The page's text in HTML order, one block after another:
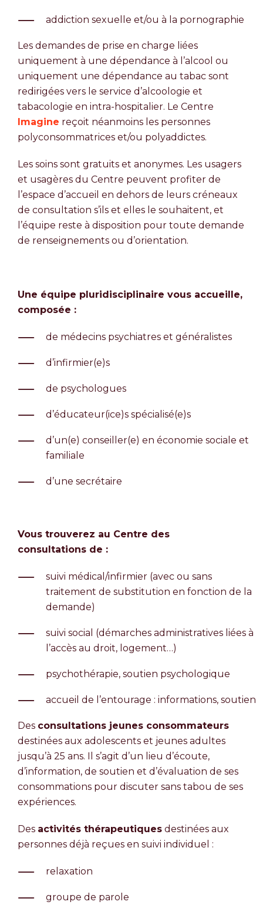
addiction sexuelle et/ou à la pornographie
Les demandes de prise en charge liées
uniquement à une dépendance à l’alcool ou
uniquement une dépendance au tabac sont
redirigées vers le service d’alcoologie et
tabacologie en intra-hospitalier. Le Centre
Imagine reçoit néanmoins les personnes
polyconsommatrices et/ou polyaddictes.
Les soins sont gratuits et anonymes. Les usagers
et usagères du Centre peuvent profiter de
l’espace d’accueil en dehors de leurs créneaux
de consultation s’ils et elles le souhaitent, et
l’équipe reste à disposition pour toute demande
de renseignements ou d’orientation.
Une équipe pluridisciplinaire vous accueille,
composée :
de médecins psychiatres et généralistes
d’infirmier(e)s
de psychologues
d’éducateur(ice)s spécialisé(e)s
d’un(e) conseiller(e) en économie sociale et
familiale
d’une secrétaire
Vous trouverez au Centre des
consultations de :
suivi médical/infirmier (avec ou sans
traitement de substitution en fonction de la
demande)
suivi social (démarches administratives liées à
l’accès au droit, logement…)
psychothérapie, soutien psychologique
accueil de l’entourage : informations, soutien
Des consultations jeunes consommateurs
destinées aux adolescents et jeunes adultes
jusqu’à 25 ans. Il s’agit d’un lieu d’écoute,
d’information, de soutien et d’évaluation de ses
consommations pour discuter sans tabou de ses
expériences.
Des activités thérapeutiques destinées aux
personnes déjà reçues en suivi individuel :
relaxation
groupe de parole